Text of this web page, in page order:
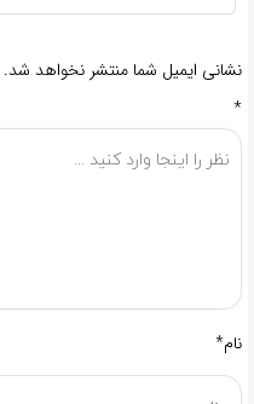
نشانی ایمیل شما منتشر نخواهد شد.
*
نام*